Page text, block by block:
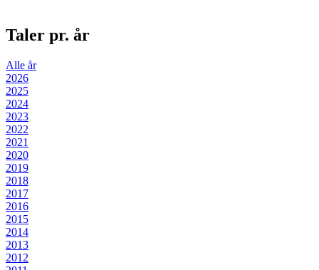
Taler pr. år
Alle år
2026
2025
2024
2023
2022
2021
2020
2019
2018
2017
2016
2015
2014
2013
2012